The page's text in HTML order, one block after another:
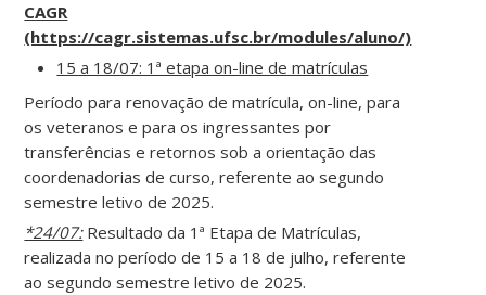
CAGR
(https://cagr.sistemas.ufsc.br/modules/aluno/)
15 a 18/07: 1ª etapa on-line de matrículas
Período para renovação de matrícula, on-line, para
os veteranos e para os ingressantes por
transferências e retornos sob a orientação das
coordenadorias de curso, referente ao segundo
semestre letivo de 2025.
*24/07:Resultado da 1ª Etapa de Matrículas,
realizada no período de 15 a 18 de julho, referente
ao segundo semestre letivo de 2025.